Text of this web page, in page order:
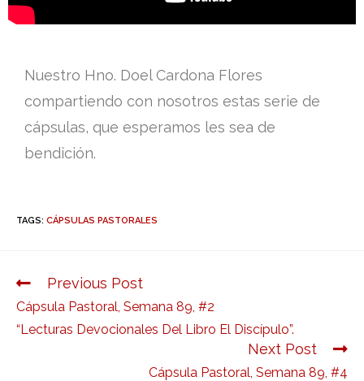
Nuestro Hno. Doel Cardona Flores
compartiendo con nosotros estas serie de
cápsulas, que esperamos les sea de
bendición.
TAGS: CÁPSULAS PASTORALES
Previous Post
Cápsula Pastoral, Semana 89, #2
“Lecturas Devocionales Del Libro El Discípulo”.
Next Post
Cápsula Pastoral, Semana 89, #4